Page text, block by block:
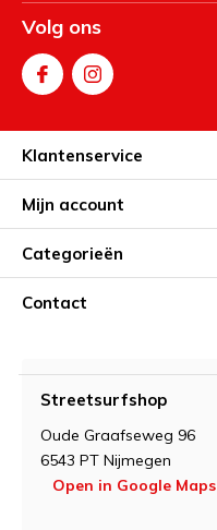
Volg ons
Klantenservice
Mijn account
Categorieën
Contact
Streetsurfshop
Oude Graafseweg 96
6543 PT Nijmegen
Open in Google Maps